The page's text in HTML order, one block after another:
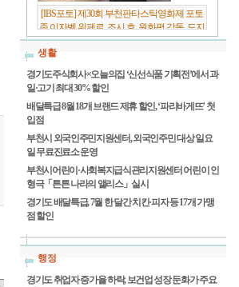
[IBS포토] 제30회 부천판타스틱영화제 포토
존 이자벨 위페르, 조시 호, 원화평 감독, 도지
원 배우
생활
경기도주식회사×오늘의집 ‘신선식품 기획전’에서 과
일·고기 최대 30% 할인
배달특급 8월 18개 브랜드 제휴 할인, ‘파리바게뜨’ 첫
입점
부천시 외국인주민지원센터, 외국인주민 대상 일요
일 무료진료소 운영
부천시어린이·사회복지급식관리지원센터 어린이 인
형극「튼튼 나라의 앨리스」실시
경기도 배달특급, 7월 한 달간 치킨·피자 등 17개 가맹
점 할인
행정
경기도 취업자 증가율 하락, 보건업 성장 둔화가 주요